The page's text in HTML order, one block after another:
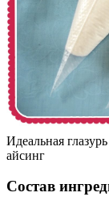
Идеальная
айсинг
Состав